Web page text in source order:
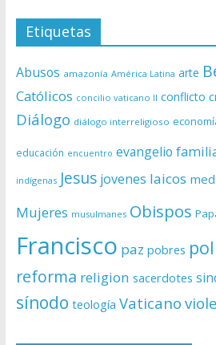
Etiquetas
Abusos amazonía América Latina arte
Católicos concilio vaticano II conflicto
Diálogo diálogo interreligioso
educación encuentro evangelio
indígenas Jesus jovenes laicos
Mujeres musulmanes Obispos
Francisco paz pobres
reforma religion sacerdotes
sínodo teología Vaticano